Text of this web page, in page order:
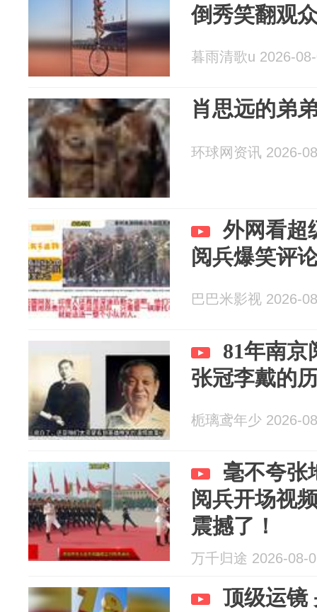
倒秀笑翻观
暮雨清歌u 2026-
肖思远的弟
环球网资讯 2026-
外网看超
阅兵爆笑评
巴巴米影视 2026-
81年南京
张冠李戴的
栀璃鸢年少 2026-
毫不夸张
阅兵开场视
震撼了！
万千归途 2026-08-
顶级运镜